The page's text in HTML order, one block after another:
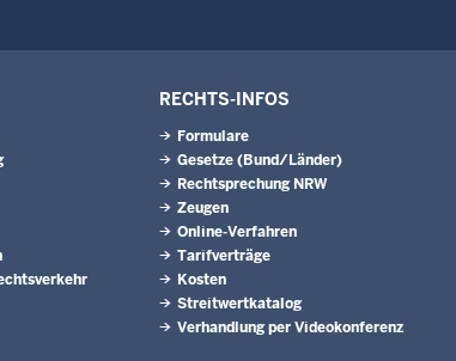
RECHTS-INFOS
Formulare
Gesetze (Bund/Länder)
Rechtsprechung NRW
Zeugen
Online-Verfahren
Tarifverträge
Kosten
Streitwertkatalog
Verhandlung per Videokonferenz